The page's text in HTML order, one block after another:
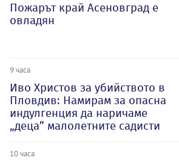
Пожарът край Асеновград е
овладян
9 часа
Иво Христов за убийството в
Пловдив: Намирам за опасна
индулгенция да наричаме
„деца” малолетните садисти
10 часа